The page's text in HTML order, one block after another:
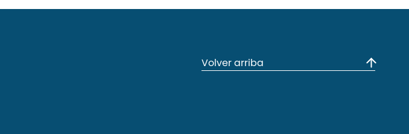
Volver arriba